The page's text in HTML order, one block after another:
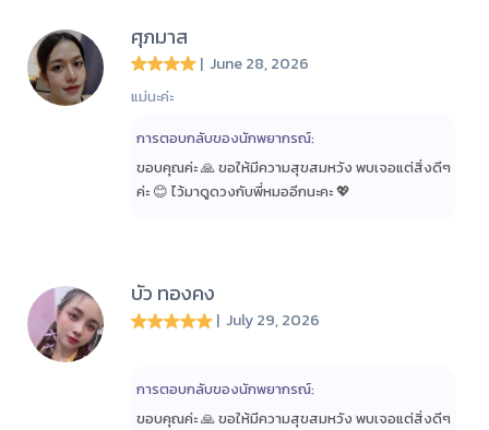
ศุภมาส
| June 28, 2026
แม่นะค่ะ
การตอบกลับของนักพยากรณ์:
ขอบคุณค่ะ 🙏 ขอให้มีความสุขสมหวัง พบเจอแต่สิ่งดีๆ
ค่ะ 😊 ไว้มาดูดวงกับพี่หมออีกนะคะ 💖
บัว ทองคง
| July 29, 2026
การตอบกลับของนักพยากรณ์:
ขอบคุณค่ะ 🙏 ขอให้มีความสุขสมหวัง พบเจอแต่สิ่งดีๆ